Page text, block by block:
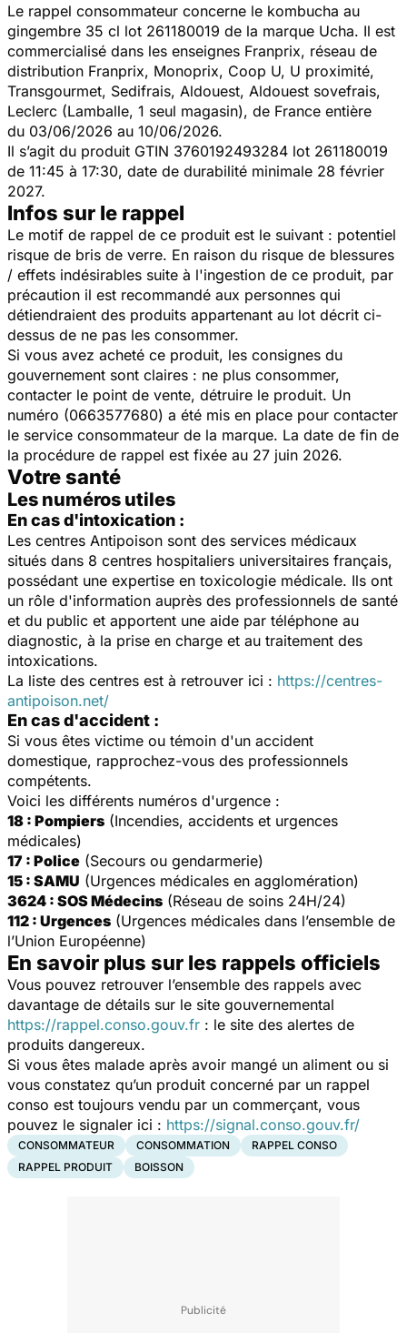
Le rappel consommateur concerne le kombucha au
gingembre 35 cl lot 261180019 de la marque Ucha. Il est
commercialisé dans les enseignes Franprix, réseau de
distribution Franprix, Monoprix, Coop U, U proximité,
Transgourmet, Sedifrais, Aldouest, Aldouest sovefrais,
Leclerc (Lamballe, 1 seul magasin), de France entière
du 03/06/2026 au 10/06/2026.
Il s’agit du produit GTIN 3760192493284 lot 261180019
de 11:45 à 17:30, date de durabilité minimale 28 février
2027.
Infos sur le rappel
Le motif de rappel de ce produit est le suivant : potentiel
risque de bris de verre. En raison du risque de blessures
/ effets indésirables suite à l'ingestion de ce produit, par
précaution il est recommandé aux personnes qui
détiendraient des produits appartenant au lot décrit ci-
dessus de ne pas les consommer.
Si vous avez acheté ce produit, les consignes du
gouvernement sont claires : ne plus consommer,
contacter le point de vente, détruire le produit. Un
numéro (0663577680) a été mis en place pour contacter
le service consommateur de la marque. La date de fin de
la procédure de rappel est fixée au 27 juin 2026.
Votre santé
Les numéros utiles
En cas d'intoxication :
Les centres Antipoison sont des services médicaux
situés dans 8 centres hospitaliers universitaires français,
possédant une expertise en toxicologie médicale. Ils ont
un rôle d'information auprès des professionnels de santé
et du public et apportent une aide par téléphone au
diagnostic, à la prise en charge et au traitement des
intoxications.
La liste des centres est à retrouver ici : https://centres-
antipoison.net/
En cas d'accident :
Si vous êtes victime ou témoin d'un accident
domestique, rapprochez-vous des professionnels
compétents.
Voici les différents numéros d'urgence :
18 : Pompiers (Incendies, accidents et urgences
médicales)
17 : Police (Secours ou gendarmerie)
15 : SAMU (Urgences médicales en agglomération)
3624 : SOS Médecins (Réseau de soins 24H/24)
112 : Urgences (Urgences médicales dans l’ensemble de
l’Union Européenne)
En savoir plus sur les rappels officiels
Vous pouvez retrouver l’ensemble des rappels avec
davantage de détails sur le site gouvernemental
https://rappel.conso.gouv.fr : le site des alertes de
produits dangereux.
Si vous êtes malade après avoir mangé un aliment ou si
vous constatez qu’un produit concerné par un rappel
conso est toujours vendu par un commerçant, vous
pouvez le signaler ici : https://signal.conso.gouv.fr/
CONSOMMATEUR CONSOMMATION
RAPPEL CONSO
RAPPEL PRODUIT
BOISSON